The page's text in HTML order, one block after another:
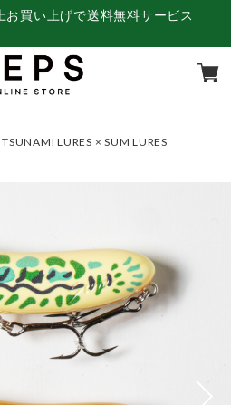
買い上げで送料無料サービス
LURES × SUM LURES